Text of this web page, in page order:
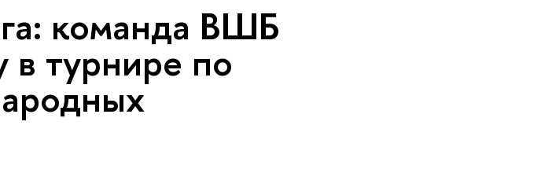
команда ВШБ
турнире по